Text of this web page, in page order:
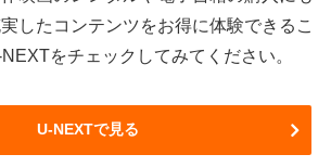
したコンテンツをお得に体験できるこ
をチェックしてみてください。
U-NEXTで見る